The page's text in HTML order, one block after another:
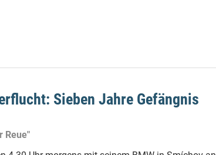
Sieben Jahre Gefängnis
Reue"